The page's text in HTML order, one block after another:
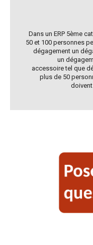
Dans un ERP 5ème
50 et 100 personnes
dégagement un
un
accessoire tel que
plus de 50